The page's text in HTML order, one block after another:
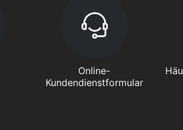
Online-
Kundendienstformular